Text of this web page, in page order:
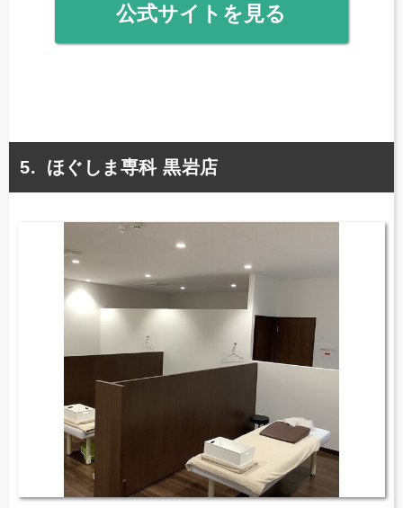
公式サイトを見る
ほぐしま専科 黒岩店